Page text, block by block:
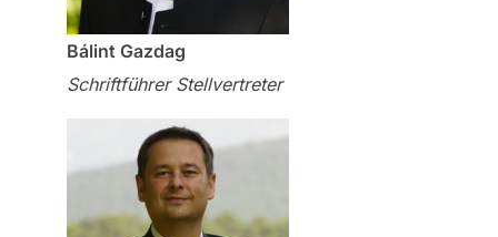
Bálint Gazdag
Schriftführer Stellvertreter